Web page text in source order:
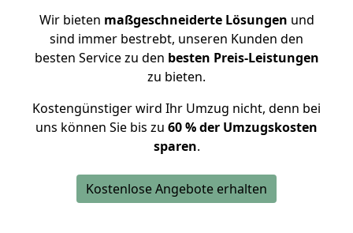
Wir bieten maßgeschneiderte Lösungen und
sind immer bestrebt, unseren Kunden den
besten Service zu den besten Preis-Leistungen
zu bieten.
Kostengünstiger wird Ihr Umzug nicht, denn bei
uns können Sie bis zu 60 % der Umzugskosten
sparen.
Kostenlose Angebote erhalten